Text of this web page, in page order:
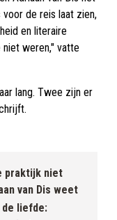
voor de reis laat zien,
en literaire
weren," vatte
lang. Twee zijn er
praktijk niet
van Dis weet
de liefde: